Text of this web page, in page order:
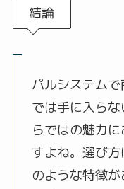
結論
パルシステム
では手に入ら
らではの魅力
すよね。選び
のような特徴